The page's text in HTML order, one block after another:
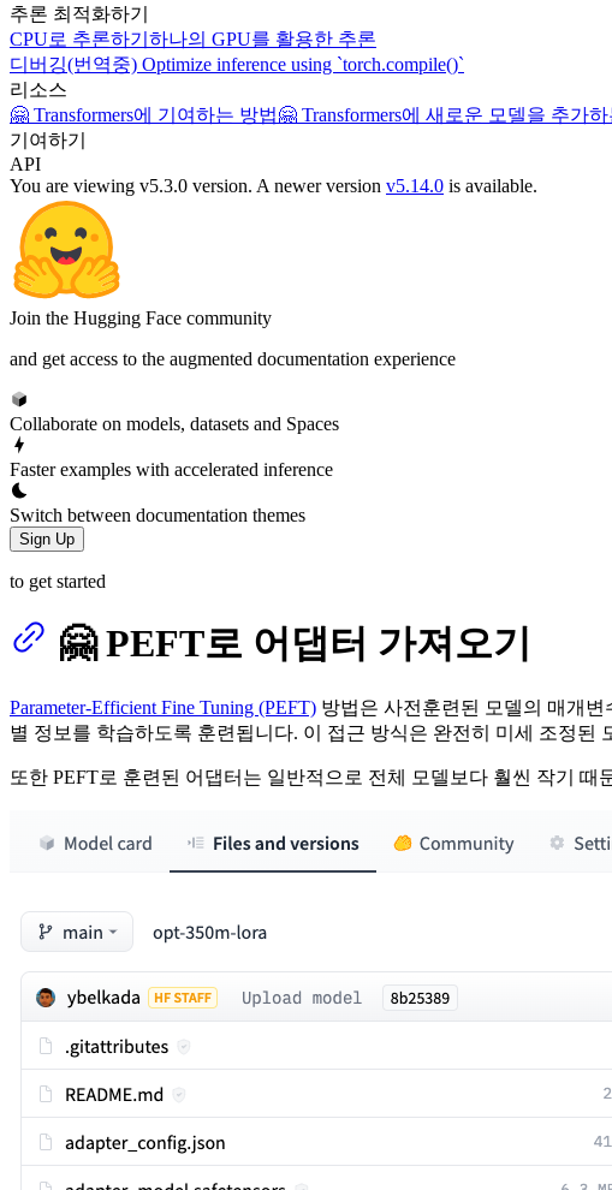
추론 최적화하기
CPU로 추론하기 하나의 GPU를 활용한 추론
디버깅(번역중) Optimize inference using `torch.compile()`
리소스
🤗 Transformers에 기여하는 방법🤗 Transformers에 새로운 모델을 추가
기여하기
API
You are viewing v5.3.0 version. A newer version v5.14.0 is available.
Join the Hugging Face community
and get access to the augmented documentation experience
Collaborate on models, datasets and Spaces
Faster examples with accelerated inference
Switch between documentation themes
Sign Up
to get started
🤗 PEFT로 어댑터 가져오기
Parameter-Efficient Fine Tuning (PEFT) 방법은 사전훈련된 모델의 매개
별 정보를 학습하도록 훈련됩니다. 이 접근 방식은 완전히 미세 조정
또한 PEFT로 훈련된 어댑터는 일반적으로 전체 모델보다 훨씬 작기 때